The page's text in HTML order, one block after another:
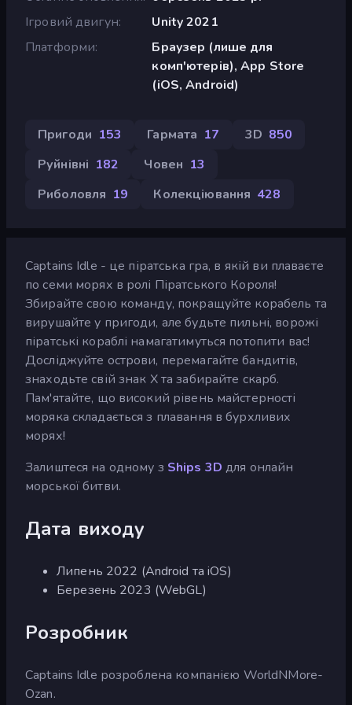
Ігровий двигун
Unity 2021
Платформи
Браузер (лише для
комп'ютерів), App Store
(iOS, Android)
Пригоди 153 Гармата 17 3D 850
Руйнівні 182 Човен 13
Риболовля 19 Колекціювання 428
Captains Idle - це піратська гра, в якій ви плаваєте
по семи морях в ролі Піратського Короля!
Збирайте свою команду, покращуйте корабель та
вирушайте у пригоди, але будьте пильні, ворожі
піратські кораблі намагатимуться потопити вас!
Досліджуйте острови, перемагайте бандитів,
знаходьте свій знак Х та забирайте скарб.
Пам'ятайте, що високий рівень майстерності
моряка складається з плавання в бурхливих
морях!
Залиштеся на одному з Ships 3D для онлайн
морської битви.
Дата виходу
Липень 2022 (Android та iOS)
Березень 2023 (WebGL)
Розробник
Captains Idle розроблена компанією WorldNMore-
Ozan.